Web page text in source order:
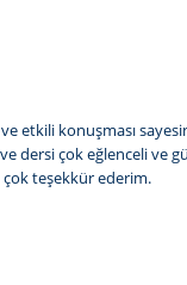
etkili konuşması
dersi çok eğlenceli ve
çok teşekkür ederim.